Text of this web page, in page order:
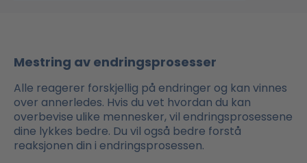
Mestring av endringsprosesser
Alle reagerer forskjellig på endringer og kan vinnes
over annerledes. Hvis du vet hvordan du kan
overbevise ulike mennesker, vil endringsprosessene
dine lykkes bedre. Du vil også bedre forstå
reaksjonen din i endringsprosessen.